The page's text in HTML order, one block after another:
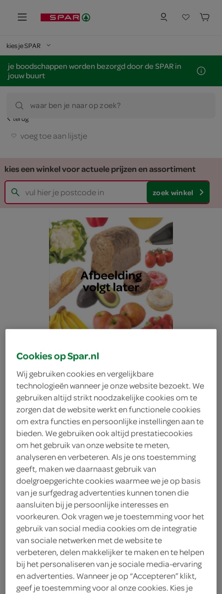
kies je SPAR
je boodschappen worden bezorgd door de SPAR in
jouw buurt
waar ben je naar op zoek?
terug
voeg toe aan lijstje
kies een winkel voor actuele prijzen en assortiment
zoek winkel
Lokale Bakker
roomboter margrietjes
Lokale Bakker
5.
65
1 Stuks
Let op: aanbiedingen zijn niet zichtbaar bij de
producten, maar worden wél automatisch
verwerkt in de winkelmand.
Cookies op Spar.nl
Wij gebruiken cookies en vergelijkbare
technologieën wanneer je onze website bezoekt. We
gebruiken altijd strikt noodzakelijke cookies om te
zorgen dat de website werkt en functionele cookies
om extra functies en persoonlijke instellingen aan te
bieden. We gebruiken ook altijd prestatiecookies
om het gebruik van onze website te meten,
analyseren en verbeteren. Als je ons toestemming
geeft, maken we daarnaast gebruik van
doelgroepgerichte cookies waarmee we je op basis
van je surfgedrag advertenties kunnen tonen die
aansluiten bij je persoonlijke interesses en
voorkeuren. Ook vragen we je toestemming voor het
gebruik van social media cookies om de integratie
van sociale netwerken met de website te
verbeteren, delen makkelijker te maken en te helpen
bij het personaliseren van je sociale media-ervaring
en advertenties. Wanneer je op “Accepteren” klikt,
geef je toestemming voor al onze cookies. Kies je